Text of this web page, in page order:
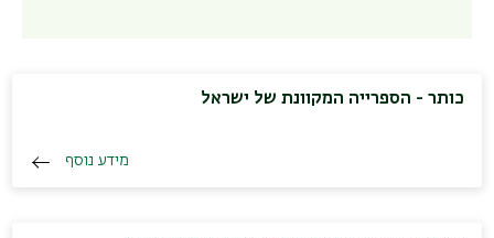
כותר - הספרייה המקוונת של ישראל
מידע נוסף